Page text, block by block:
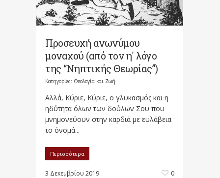
Προσευχή ανωνύμου
μοναχού (από τον η΄ λόγο
της “Νηπτικής Θεωρίας”)
Κατηγορίες: Θεολογία και Ζωή
Αλλά, Κύριε, Κύριε, ο γλυκασμός και η
ηδύτητα όλων των δούλων Σου που
μνημονεύουν στην καρδιά με ευλάβεια
το όνομά...
Περισσότερα
3 Δεκεμβρίου 2019 0